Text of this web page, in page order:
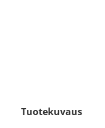
Tuotekuvaus